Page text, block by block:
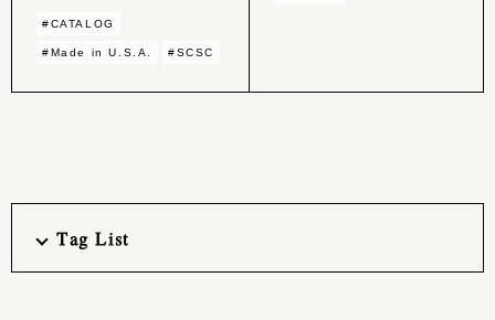
#CATALOG
#Made in U.S.A. #SCSC
Tag List